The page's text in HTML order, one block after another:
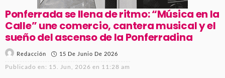
Ponferrada se llena de ritmo: “Música en la
Calle” une comercio, cantera musical y el
sueño del ascenso de la Ponferradina
Redacción 15 De Junio De 2026
Publicado en: 15. Jun, 2026 en 11:28 am